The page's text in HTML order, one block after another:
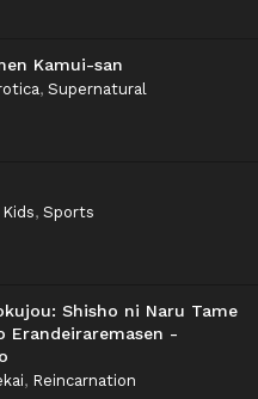
Kamui-san
, Supernatural
Kids, Sports
Shisho ni Naru Tame
Erandeiraremasen -
, Reincarnation